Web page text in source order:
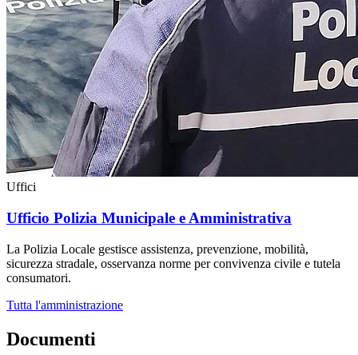
Uffici
Ufficio Polizia Municipale e Amministrativa
La Polizia Locale gestisce assistenza, prevenzione, mobilità,
sicurezza stradale, osservanza norme per convivenza civile e tutela
consumatori.
Tutta l'amministrazione
Documenti